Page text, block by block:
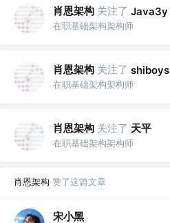
肖恩架构 关注了 Java3y
在职基础架构架构师
肖恩架构 关注了 shiboys
在职基础架构架构师
肖恩架构 关注了 天平
在职基础架构架构师
肖恩架构 赞了这篇文章
宋小黑